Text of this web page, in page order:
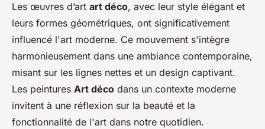
Les œuvres d’art art déco, avec leur style élégant et
leurs formes géométriques, ont significativement
influencé l'art moderne. Ce mouvement s'intègre
harmonieusement dans une ambiance contemporaine,
misant sur les lignes nettes et un design captivant.
Les peintures Art déco dans un contexte moderne
invitent à une réflexion sur la beauté et la
fonctionnalité de l'art dans notre quotidien.